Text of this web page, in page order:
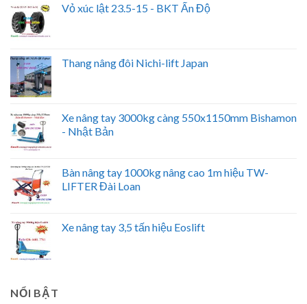
Vỏ xúc lật 23.5-15 - BKT Ấn Độ
Thang nâng đôi Nichi-lift Japan
Xe nâng tay 3000kg càng 550x1150mm Bishamon
- Nhật Bản
Bàn nâng tay 1000kg nâng cao 1m hiệu TW-
LIFTER Đài Loan
Xe nâng tay 3,5 tấn hiệu Eoslift
NỔI BẬT